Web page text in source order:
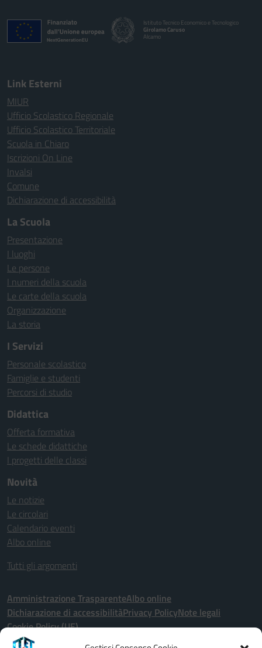
Istituto Tecnico Economico e Tecnologico
Girolamo Caruso
Alcamo
Link Esterni
MIUR
Ufficio Scolastico Regionale
Ufficio Scolastico Territoriale
Scuola in Chiaro
Iscrizioni On Line
Invalsi
Comune
Dichiarazione di accessibilità
La Scuola
Presentazione
I luoghi
Le persone
I numeri della scuola
Le carte della scuola
Organizzazione
La storia
I Servizi
Personale scolastico
Famiglie e studenti
Percorsi di studio
Didattica
Offerta formativa
Le schede didattiche
I progetti delle classi
Novità
Le notizie
Le circolari
Calendario eventi
Albo online
Tutti gli argomenti
Amministrazione TrasparenteAlbo online
Dichiarazione di accessibilitàPrivacy PolicyNote legali
Cookie Policy (UE)